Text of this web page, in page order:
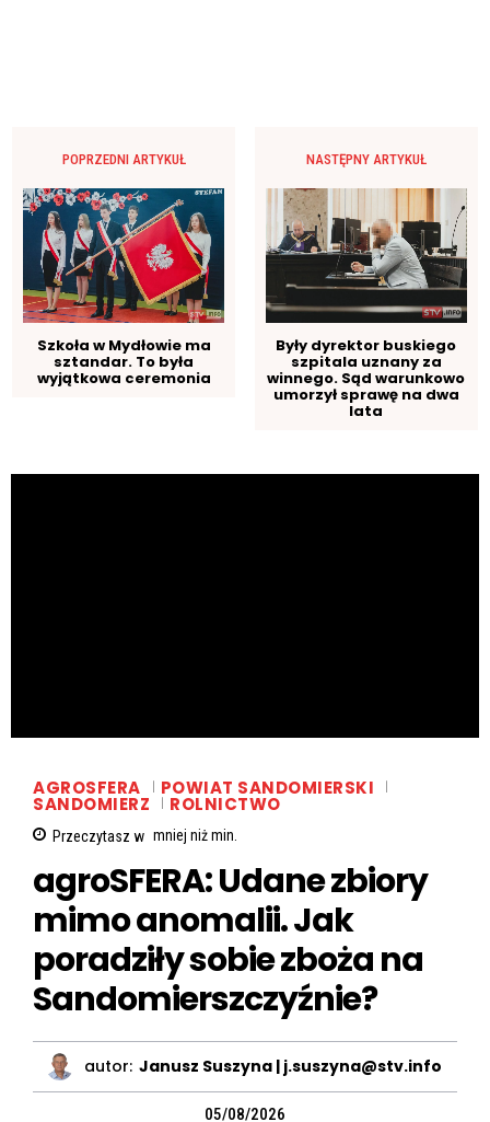
POPRZEDNI ARTYKUŁ
Szkoła w Mydłowie ma
sztandar. To była
wyjątkowa ceremonia
NASTĘPNY ARTYKUŁ
Były dyrektor buskiego
szpitala uznany za
winnego. Sąd warunkowo
umorzył sprawę na dwa
lata